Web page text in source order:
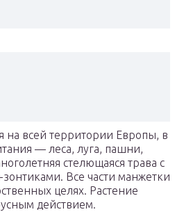
на всей территории Европы, в
— леса, луга, пашни,
стелющаяся трава с
Все части манжетки
целях. Растение
действием.